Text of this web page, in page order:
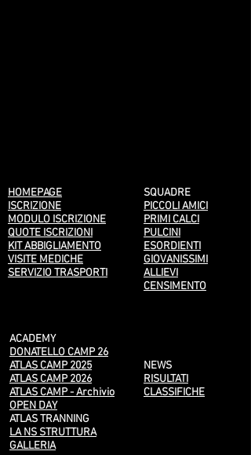
HOMEPAGE
ISCRIZIONE
MODULO ISCRIZIONE
QUOTE ISCRIZIONI
KIT ABBIGLIAMENTO
VISITE MEDICHE
SERVIZIO TRASPORTI
SQUADRE
PICCOLI AMICI
PRIMI CALCI
PULCINI
ESORDIENTI
GIOVANISSIMI
ALLIEVI
CENSIMENTO
ACADEMY
DONATELLO CAMP 26
ATLAS CAMP 2025
ATLAS CAMP 2026
ATLAS CAMP - Archivio
OPEN DAY
ATLAS TRANNING
LA NS STRUTTURA
GALLERIA
NEWS
RISULTATI
CLASSIFICHE